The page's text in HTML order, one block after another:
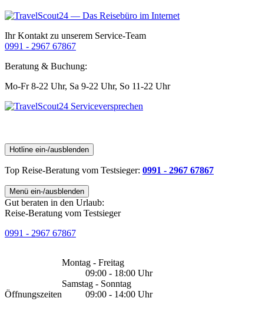
Ihr Kontakt zu unserem Service-Team
0991 - 2967 67867
Beratung & Buchung:
Mo-Fr 8-22 Uhr, Sa 9-22 Uhr, So 11-22 Uhr
Hotline ein-/ausblenden
Top Reise-Beratung vom Testsieger: 0991 - 2967 67867
Menü ein-/ausblenden
Gut beraten in den Urlaub:
Reise-Beratung vom Testsieger
0991 - 2967 67867
Öffnungszeiten
Montag - Freitag
09:00 - 18:00 Uhr
Samstag - Sonntag
09:00 - 14:00 Uhr